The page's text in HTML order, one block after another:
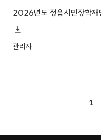
2026년도 정읍시민장학재
관리자
1